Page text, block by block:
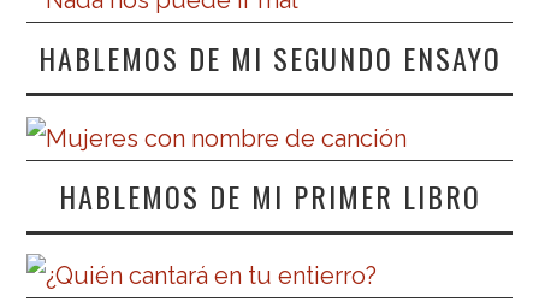
HABLEMOS DE MI SEGUNDO ENSAYO
HABLEMOS DE MI PRIMER LIBRO